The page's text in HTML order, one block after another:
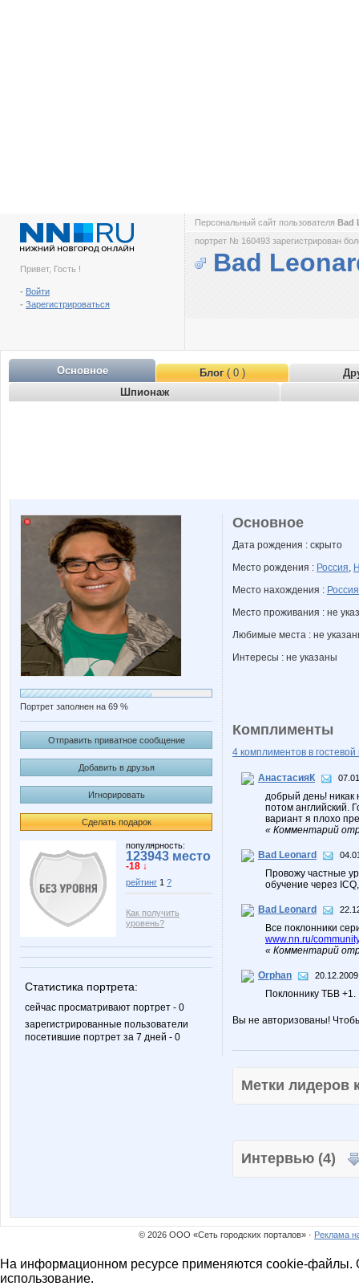
Привет, Гость !
- Войти
- Зарегистрироваться
Персональный сайт пользователя Bad
портрет № 160493 зарегистрирован
Bad
Основное Блог( 0 )
Шпионаж
Портрет заполнен на 69 %
Отправить приватное сообщение
Добавить в друзья
Игнорировать
Сделать подарок
популярность:
123943 место
-18 ↓
рейтинг 1 ?
Как получить
уровень?
Статистика портрета:
сейчас просматривают портрет - 0
зарегистрированные пользователи
посетившие портрет за 7 дней - 0
Основное
Дата рождения : скрыто
Место рождения : Россия,
Место нахождения : Россия
Место проживания : не
Любимые места : не
Интересы : не указаны
Комплименты
4 комплиментов в гостевой
АнастасияК
добрый день! никак
потом английский.
вариант я плохо
« Комментарий
Bad Leonard
Провожу частные
обучение через
Bad Leonard
Все поклонники
www.nn.ru/
« Комментарий
Orphan
Поклоннику ТБВ +1.
Вы не авторизованы!
Метки
Интервью (4)
© 2026 ООО «Сеть городских порталов» · Реклама
На информационном ресурсе применяются cookie-файлы.
использование.